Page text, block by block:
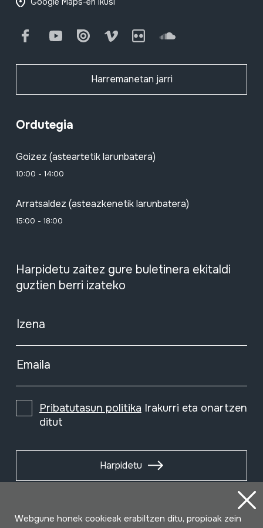
FacebookYoutube Issuu Vimeo Flickr SoundCloud
Harremanetan jarri
Ordutegia
Goizez (asteartetik larunbatera)
10:00 - 14:00
Arratsaldez (asteazkenetik larunbatera)
15:00 - 18:00
Harpidetu zaitez gure buletinera ekitaldi
guztien berri izateko
Izena
Emaila
Pribatutasun politika Irakurri eta onartzen
ditut
Harpidetu
Webgune honek cookieak erabiltzen ditu, propioak zein